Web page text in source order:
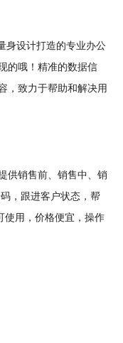
身设计打造的专业办公
的哦！精准的数据信
，致力于帮助和解决用
供销售前、销售中、销
，跟进客户状态，帮
使用，价格便宜，操作